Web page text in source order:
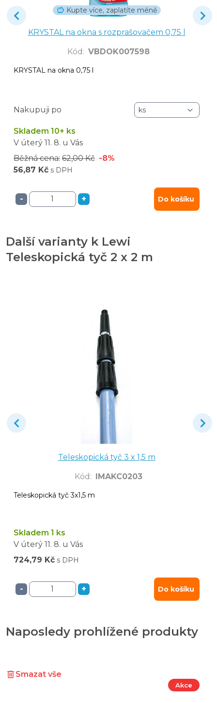
Kupte více, zaplatíte méně
KRYSTAL na okna s rozprašovačem 0,75 l
Kód : VBDOK007598
KRYSTAL na okna 0,75 l
Nakupuji po
Skladem 10+ ks
V úterý 11. 8. u Vás
Běžná cena: 62,00 Kč -8%
56,87 Kč s DPH
- + Do košíku
Další varianty k Lewi
Teleskopická tyč 2 x 2 m
Teleskopická tyč 3 x 1,5 m
Kód : IMAKC0203
Teleskopická tyč 3x1,5 m
Skladem 1 ks
V úterý 11. 8. u Vás
724,79 Kč s DPH
- + Do košíku
Naposledy prohlížené produkty
Smazat vše
Akce